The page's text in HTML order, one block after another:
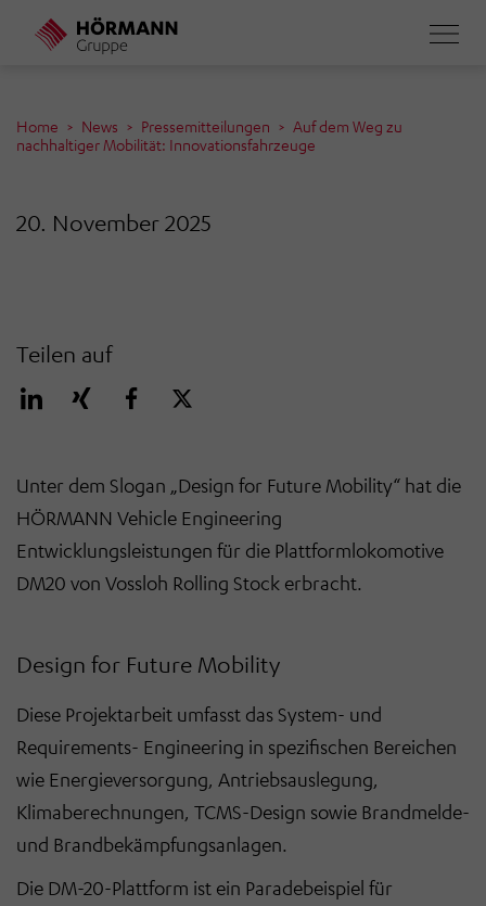
Direkt
Home News Pressemitteilungen
Auf dem Weg zu
nachhaltiger Mobilität: Innovationsfahrzeuge
20. November 2025
Teilen auf
Unter dem Slogan „Design for Future Mobility“ hat die
HÖRMANN Vehicle Engineering
Entwicklungsleistungen für die Plattformlokomotive
DM20 von Vossloh Rolling Stock erbracht.
Design for Future Mobility
Diese Projektarbeit umfasst das System- und
Requirements- Engineering in spezifischen Bereichen
wie Energieversorgung, Antriebsauslegung,
Klimaberechnungen, TCMS-Design sowie Brandmelde-
und Brandbekämpfungsanlagen.
Die DM-20-Plattform ist ein Paradebeispiel für